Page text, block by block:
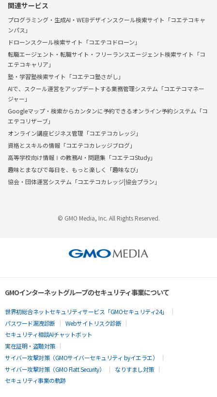
関連サービス
プログラミング・生成AI・WEBデザインスクール検索サイト「コエテコキャ
ンパス」
ドローンスクール検索サイト「コエテコドローン」
転職エージェント・転職サイト・フリーランスエージェント検索サイト「コ
エテコキャリア」
塾・学習塾検索サイト「コエテコ塾さがし」
AIで、スクール運営をアップデートする業務管理システム「コエテコマネー
ジャー」
Googleマップ・検索からカンタンに予約できるオンライン予約システム「コ
エテコリザーブ」
オンライン講座ビジネス管理「コエテコカレッジ」
資格とスキルの情報「コエテコカレッジブログ」
高等学校向け情報Ⅰの教務AI・問題集「コエテコStudy」
趣味とまなびで毎日を、もっと楽しく「趣味なび」
協会・団体運営システム「コエテコカレッジ|協会プラン」
© GMO Media, Inc. All Rights Reserved.
GMOインターネットグループのセキュリティ事業について
世界初総合ネットセキュリティサービス「GMOセキュリティ24」
パスワード漏洩診断
Webサイトリスク診断
セキュリティ相談AIチャットボット
実在証明・盗聴対策
サイバー攻撃対策（GMOサイバーセキュリティ byイエラエ）
サイバー攻撃対策（GMO Flatt Security）
なりすまし対策
セキュリティ事業の軌跡